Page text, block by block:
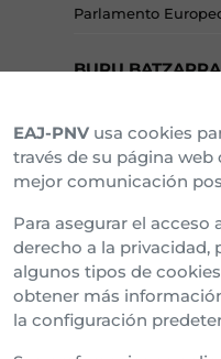
Parlamento
BURU
Araba Buru Batzar
Bizkai Buru Batzar
Gipuzko Buru
Ipar Buru Batzar
Napar Buru Batzar
EAJ-PNV usa cookies
través de su página
mejor comunicación
Para asegurar el acceso
derecho a la
algunos tipos de
obtener más
la configuración